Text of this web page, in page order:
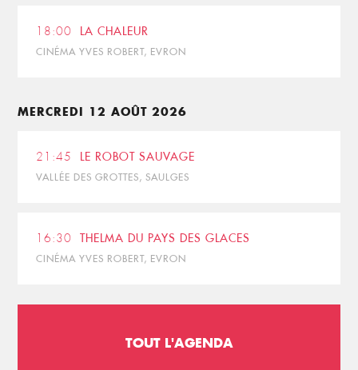
18:00 LA CHALEUR
CINÉMA YVES ROBERT, EVRON
MERCREDI 12 AOÛT 2026
21:45 LE ROBOT SAUVAGE
VALLÉE DES GROTTES, SAULGES
16:30 THELMA DU PAYS DES GLACES
CINÉMA YVES ROBERT, EVRON
TOUT L'AGENDA